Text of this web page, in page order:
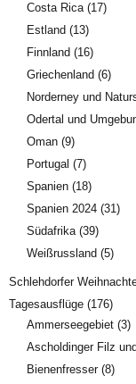
Costa Rica(17)
Estland (13)
Finnland (16)
Griechenland (6)
Norderney und
Odertal und
Oman (9)
Portugal (7)
Spanien (18)
Spanien 2024 (31)
Südafrika(39)
Weißrussland (5)
Schlehdorfer
Tagesausflüge (176)
Ammerseegebiet (3)
Ascholdinger Filz
Bienenfresser(8)